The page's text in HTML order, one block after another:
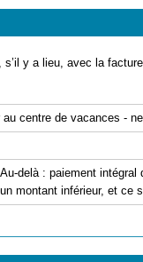
y a lieu, avec la facture.
centre de vacances -
delà : paiement
montant inférieur, et ce